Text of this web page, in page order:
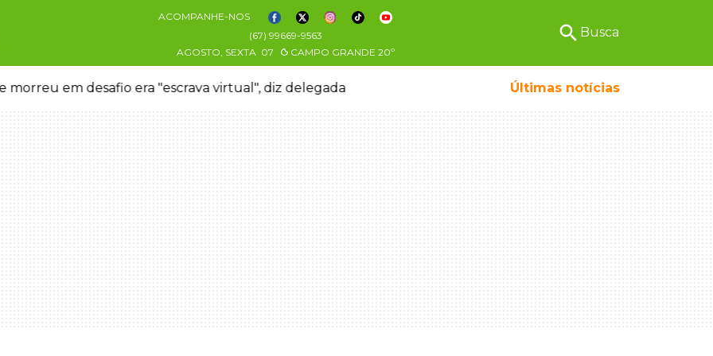
ACOMPANHE-NOS
(67) 99669-9563
AGOSTO, SEXTA 07 CAMPO GRANDE 20º
search Busca
morreu em desafio era "escrava virtual", diz delegada Últimas notícias